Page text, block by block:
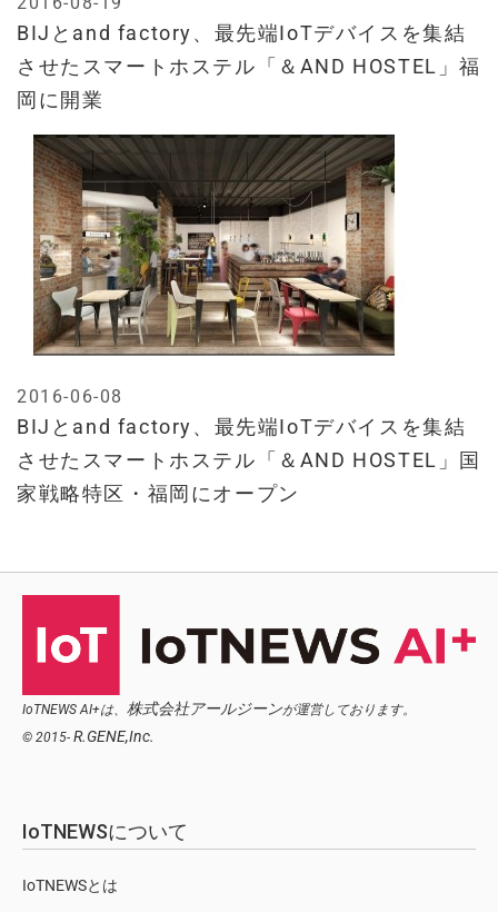
BIJとand factory、最先端IoTデバイスを集結
させたスマートホステル「＆AND HOSTEL」福
岡に開業
BIJとand factory、最先端IoTデバイスを集結
させたスマートホステル「＆AND HOSTEL」国
家戦略特区・福岡にオープン
2016-06-08
IoTNEWS AI+は、 株式会社アールジーンが運営しております。
© 2015- R.GENE,Inc.
IoTNEWSについて
IoTNEWSとは